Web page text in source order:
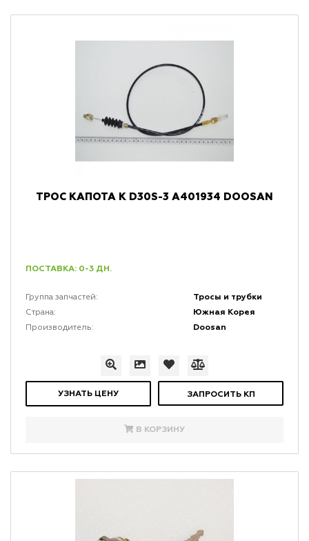
ТРОС КАПОТА К D30S-3 A401934 DOOSAN
ПОСТАВКА: 0-3 ДН.
Группа запчастей: Тросы и трубки
Страна: Южная Корея
Производитель: Doosan
УЗНАТЬ ЦЕНУ ЗАПРОСИТЬ КП
В КОРЗИНУ